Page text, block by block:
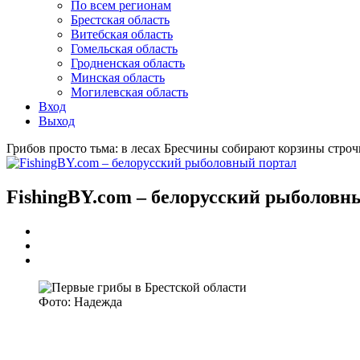
По всем регионам
Брестская область
Витебская область
Гомельская область
Гродненская область
Минская область
Могилевская область
Вход
Выход
Грибов просто тьма: в лесах Бресчины собирают корзины
FishingBY.com – белорусский
Фото: Надежда